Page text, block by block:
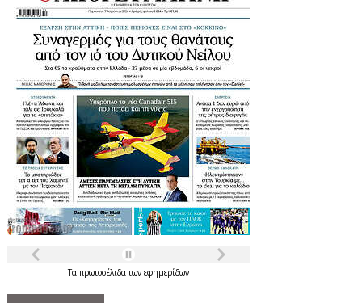
Τα πρωτοσέλιδατων εφημερίδων